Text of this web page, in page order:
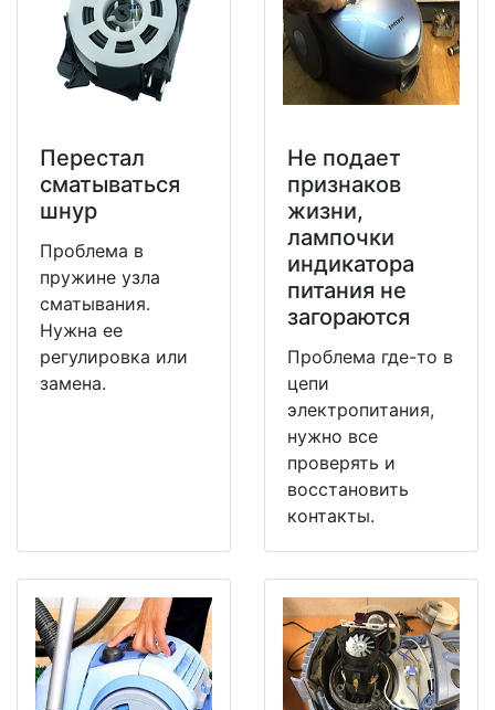
Перестал
сматываться
шнур
Проблема в
пружине узла
сматывания.
Нужна ее
регулировка или
замена.
Не подает
признаков
жизни,
лампочки
индикатора
питания не
загораются
Проблема где-то в
цепи
электропитания,
нужно все
проверять и
восстановить
контакты.